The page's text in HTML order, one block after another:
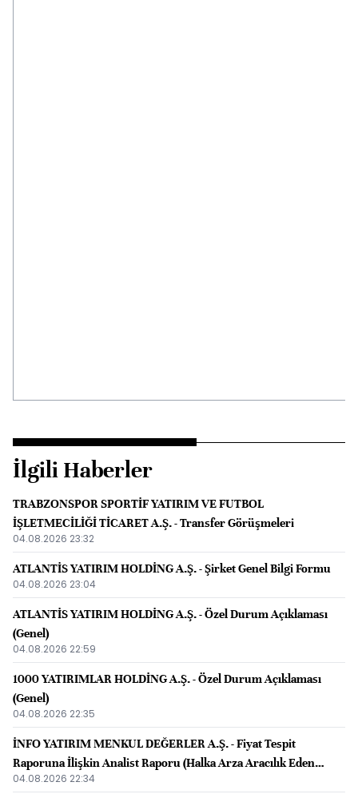
İlgili Haberler
TRABZONSPOR SPORTİF YATIRIM VE FUTBOL
İŞLETMECİLİĞİ TİCARET A.Ş. - Transfer Görüşmeleri
04.08.2026 23:32
ATLANTİS YATIRIM HOLDİNG A.Ş. - Şirket Genel Bilgi Formu
04.08.2026 23:04
ATLANTİS YATIRIM HOLDİNG A.Ş. - Özel Durum Açıklaması
(Genel)
04.08.2026 22:59
1000 YATIRIMLAR HOLDİNG A.Ş. - Özel Durum Açıklaması
(Genel)
04.08.2026 22:35
İNFO YATIRIM MENKUL DEĞERLER A.Ş. - Fiyat Tespit
Raporuna İlişkin Analist Raporu (Halka Arza Aracılık Eden
Kuruluş Tarafından Hazırlanan)
04.08.2026 22:34